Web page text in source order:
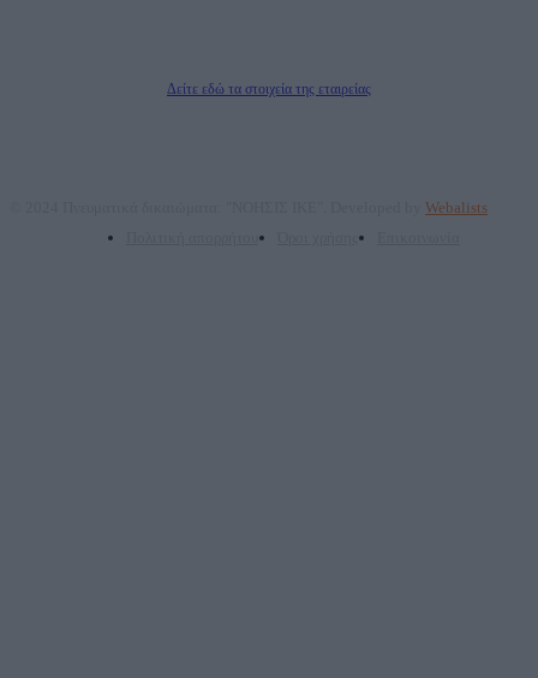
Δείτε εδώ τα στοιχεία της εταιρείας
Webalists